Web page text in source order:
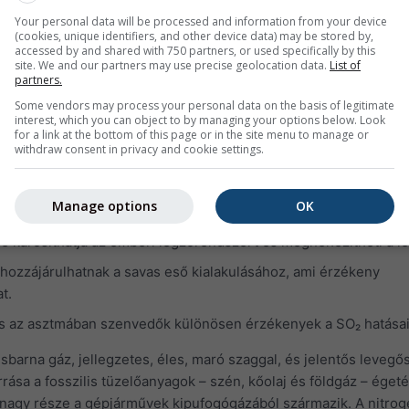
például az asztmát, a tüdőtágulást és a krónikus
gyakoriságát
a fertőzésekre
is tovább károsítja a tüdőt
(COPD) okozhat
kellemetlen, szúrós szagú gáz. Könnyen reagál más
kénsavat, kénessavat és szulfát részecskéket.
károsíthatja az emberi légzőrendszert és megnehezítheti a
a savas eső kialakulásához, ami érzékeny
az asztmában szenvedők különösen érzékenyek a SO₂
gáz, jellegzetes, éles, maró szaggal, és jelentős
a fosszilis tüzelőanyagok – szén, kőolaj és földgáz –
része a gépjárművek kipufogógázából származik. A
Your personal data will be processed and information from your device
(cookies, unique identifiers, and other device data) may be stored by,
accessed by and shared with 750 partners, or used specifically by this
site. We and our partners may use precise geolocation data. List of
partners.
Some vendors may process your personal data on the basis of legitimate
interest, which you can object to by managing your options below. Look
for a link at the bottom of this page or in the site menu to manage or
withdraw consent in privacy and cookie settings.
OK
Manage options